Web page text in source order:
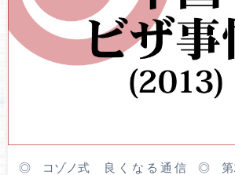
◎ コゾノ式 良 く な る 通 信 ◎ 第